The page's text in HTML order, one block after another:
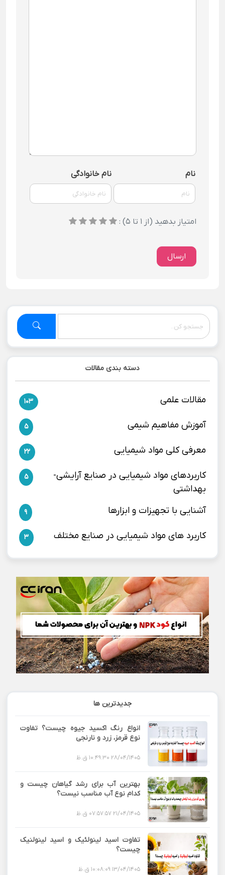
دسته بندی مقالات
مقالات علمی 103
آموزش مفاهیم شیمی 5
معرفی کلی مواد شیمیایی 22
کاربردهای مواد شیمیایی در صنایع آرایشی-
بهداشتی
5
آشنایی با تجهیزات و ابزارها 9
کاربرد های مواد شیمیایی در صنایع مختلف 3
جدیدترین ها
انواع رنگ اکسید جیوه چیست؟ تفاوت
نوع قرمز، زرد و نارنجی
28/04/1405 10:49:30 ق.ظ
بهترین آب برای رشد گیاهان چیست و
کدام نوع آب مناسب نیست؟
21/04/1405 07:57:57 ق.ظ
تفاوت اسید لینولئیک و اسید لینولنیک
چیست؟
13/04/1405 10:08:09 ق.ظ
نام نام خانوادگی
امتیاز بدهید (از 1 تا 5) :
ارسال